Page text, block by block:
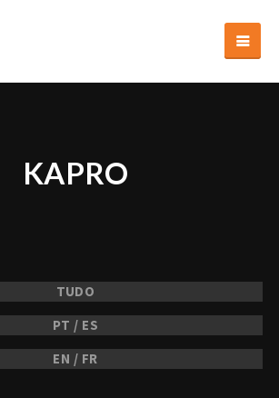
KAPRO
TUDO
PT / ES
EN / FR